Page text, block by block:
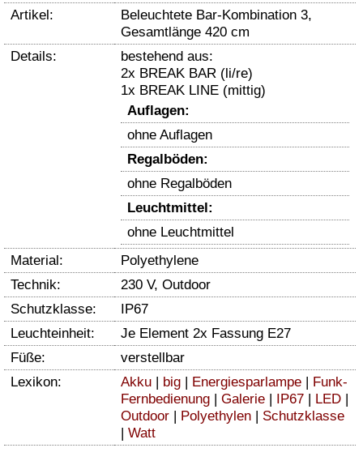
Artikel:
Beleuchtete Bar-Kombination 3,
Gesamtlänge 420 cm
Details:
bestehend aus:
2x BREAK BAR (li/re)
1x BREAK LINE (mittig)
Auflagen:
ohne Auflagen
Regalböden:
ohne Regalböden
Leuchtmittel:
ohne Leuchtmittel
Material:
Polyethylene
Technik:
230 V, Outdoor
Schutzklasse:
IP67
Leuchteinheit:
Je Element 2x Fassung E27
Füße:
verstellbar
Lexikon:
Akku | big | Energiesparlampe | Funk-
Fernbedienung | Galerie | IP67 | LED |
Outdoor | Polyethylen | Schutzklasse
| Watt